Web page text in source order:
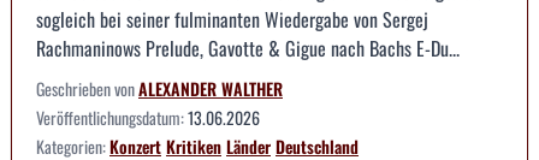
sogleich bei seiner fulminanten Wiedergabe von Sergej
Rachmaninows Prelude, Gavotte & Gigue nach Bachs E-Du...
Geschrieben vonALEXANDER WALTHER
Veröffentlichungsdatum:13.06.2026
Kategorien:KonzertKritikenLänderDeutschland